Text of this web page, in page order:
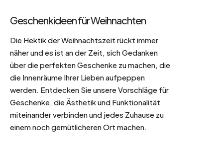
Geschenkideen für Weihnachten
Die Hektik der Weihnachtszeit rückt immer
näher und es ist an der Zeit, sich Gedanken
über die perfekten Geschenke zu machen, die
die Innenräume Ihrer Lieben aufpeppen
werden. Entdecken Sie unsere Vorschläge für
Geschenke, die Ästhetik und Funktionalität
miteinander verbinden und jedes Zuhause zu
einem noch gemütlicheren Ort machen.